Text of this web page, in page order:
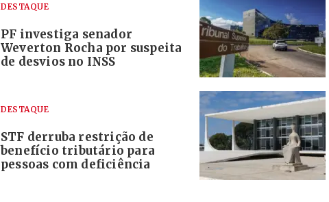
DESTAQUE
PF investiga senador
Weverton Rocha por suspeita
de desvios no INSS
DESTAQUE
STF derruba restrição de
benefício tributário para
pessoas com deficiência